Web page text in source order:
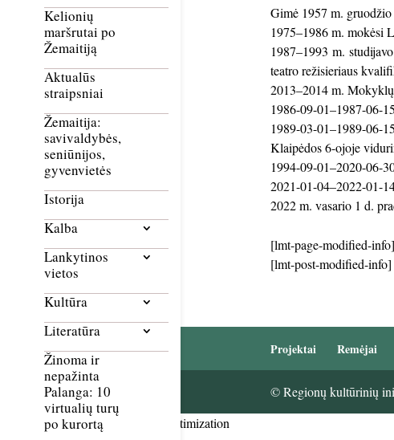
Kelionių
maršrutai po
Žemaitiją
Aktualūs
straipsniai
Žemaitija:
savivaldybės,
seniūnijos,
gyvenvietės
Istorija
Kalba
Lankytinos
vietos
Kultūra
Literatūra
Žinoma ir
nepažinta
Palanga: 10
virtualių turų
po kurortą
Gimė 1957 m.
1975–1986 m. mokėsi
1987–1993 m.
teatro režisieriaus
2013–2014 m.
1986-09-01–1987-06-
1989-03-01–1989-06-
Klaipėdos 6-ojoje
1994-09-01–2020-06-
2021-01-04–2022-01-
2022 m. vasario 1 d.
[lmt-page-modified-info]
[lmt-post-modified-info]
Projektai Remėjai
© Regionų kultūrinių
Smush Image Compression and Optimization